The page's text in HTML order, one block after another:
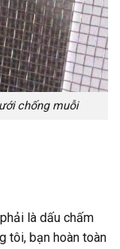
chống muỗi
là dấu chấm
tôi, bạn hoàn toàn